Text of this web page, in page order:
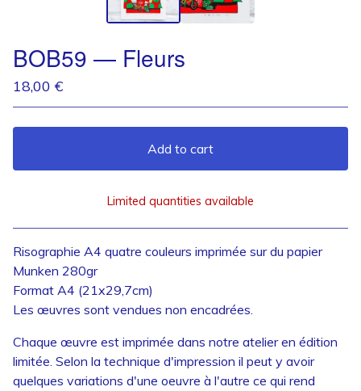
BOB59 — Fleurs
18,00 €
Add to cart
View cart
Limited quantities available
Risographie A4 quatre couleurs imprimée sur du papier
Munken 280gr
Format A4 (21x29,7cm)
Les œuvres sont vendues non encadrées.
Chaque œuvre est imprimée dans notre atelier en édition
limitée. Selon la technique d'impression il peut y avoir
quelques variations d'une oeuvre à l'autre ce qui rend